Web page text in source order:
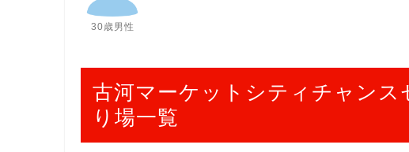
30歳男性
古河マーケットシティチャンス
り場一覧